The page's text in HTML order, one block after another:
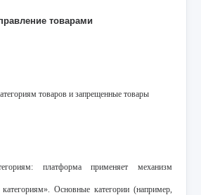
товарами
товаров и запрещенные товары
платформа применяет механизм
Основные категории (например,